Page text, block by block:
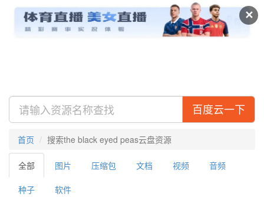
✕
及搜盘 视频 专辑
百度云一下
首页 搜索the black eyed peas云盘资源
全部 图片 压缩包 文档 视频 音频
种子 软件